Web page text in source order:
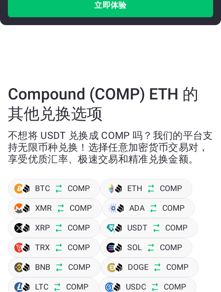
立即体验
Compound (COMP) ETH 的
其他兑换选项
不想将 USDT 兑换成 COMP 吗？我们的平台支
持无限币种兑换！选择任意加密货币交易对，
享受优质汇率、极速交易和精准兑换金额。
BTC COMP ETH COMP
XMR COMP ADA COMP
XRP COMP USDT COMP
TRX COMP SOL COMP
BNB COMP DOGE COMP
LTC COMP USDC COMP